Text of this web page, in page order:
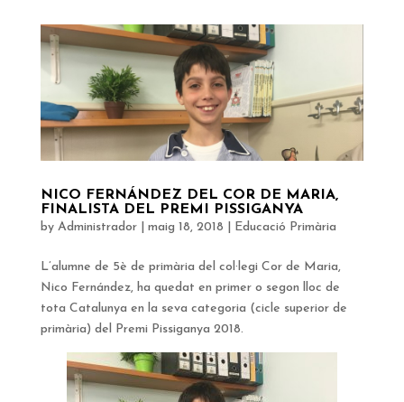
NICO FERNÁNDEZ DEL COR DE MARIA,
FINALISTA DEL PREMI PISSIGANYA
by Administrador| maig 18, 2018 Educació Primària
L’alumne de 5è de primària del col·legi Cor de Maria,
Nico Fernández, ha quedat en primer o segon lloc de
tota Catalunya en la seva categoria (cicle superior de
primària) del Premi Pissiganya 2018.